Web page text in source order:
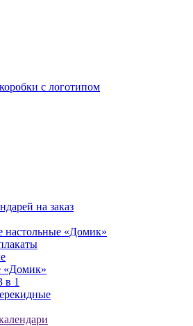
с логотипом
на заказ
настольные «Домик»
«Домик»
в 1